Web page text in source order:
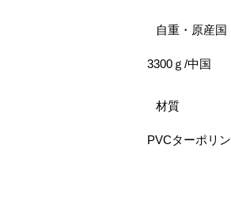
自重・原産国
3300ｇ/中国
材質
PVCターポリン